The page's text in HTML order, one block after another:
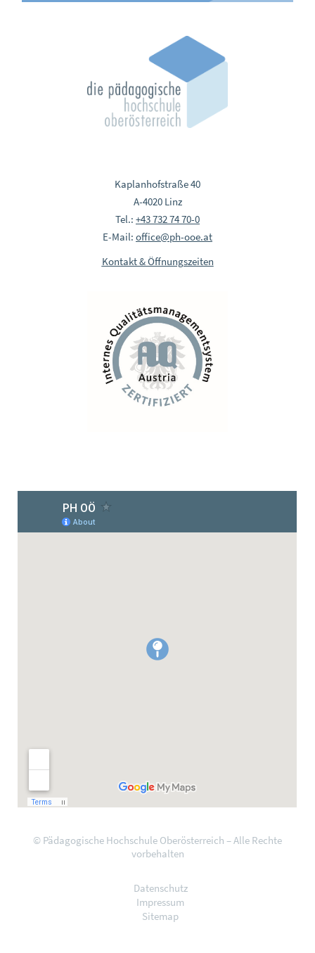
Kaplanhofstraße 40
A-4020 Linz
Tel.: +43 732 74 70-0
E-Mail: office@ph-ooe.at
Kontakt & Öffnungszeiten
© Pädagogische Hochschule Oberösterreich – Alle Rechte
vorbehalten
Datenschutz
Impressum
Sitemap